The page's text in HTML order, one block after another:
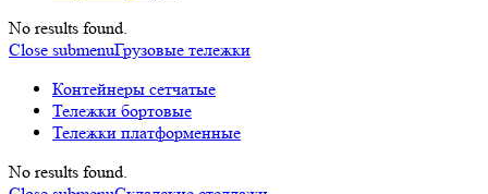
No results found.
Close submenuГрузовые тележки
Контейнеры сетчатые
Тележки бортовые
Тележки платформенные
No results found.